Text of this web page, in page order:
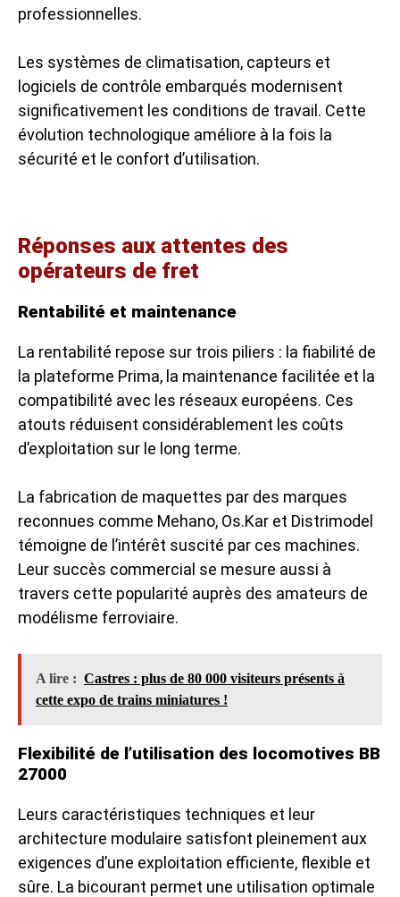
professionnelles.
Les systèmes de climatisation, capteurs et
logiciels de contrôle embarqués modernisent
significativement les conditions de travail. Cette
évolution technologique améliore à la fois la
sécurité et le confort d’utilisation.
Réponses aux attentes des
opérateurs de fret
Rentabilité et maintenance
La rentabilité repose sur trois piliers : la fiabilité de
la plateforme Prima, la maintenance facilitée et la
compatibilité avec les réseaux européens. Ces
atouts réduisent considérablement les coûts
d’exploitation sur le long terme.
La fabrication de maquettes par des marques
reconnues comme Mehano, Os.Kar et Distrimodel
témoigne de l’intérêt suscité par ces machines.
Leur succès commercial se mesure aussi à
travers cette popularité auprès des amateurs de
modélisme ferroviaire.
A lire : Castres : plus de 80 000 visiteurs présents à
cette expo de trains miniatures !
Flexibilité de l’utilisation des locomotives BB
27000
Leurs caractéristiques techniques et leur
architecture modulaire satisfont pleinement aux
exigences d’une exploitation efficiente, flexible et
sûre. La bicourant permet une utilisation optimale